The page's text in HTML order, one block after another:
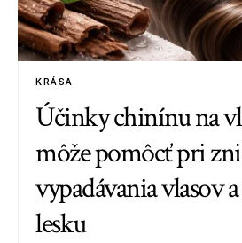
KRÁSA
Účinky chinínu na
môže pomôcť pri
vypadávania vlasov
lesku